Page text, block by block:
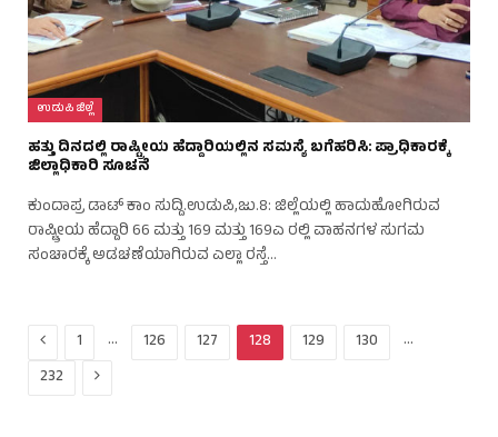
ಉಡುಪಿ ಜಿಲ್ಲೆ
ಹತ್ತು ದಿನದಲ್ಲಿ ರಾಷ್ಟ್ರೀಯ ಹೆದ್ದಾರಿಯಲ್ಲಿನ ಸಮಸ್ಯೆ ಬಗೆಹರಿಸಿ: ಪ್ರಾಧಿಕಾರಕ್ಕೆ
ಜಿಲ್ಲಾಧಿಕಾರಿ ಸೂಚನೆ
ಕುಂದಾಪ್ರ ಡಾಟ್ ಕಾಂ ಸುದ್ದಿ.ಉಡುಪಿ,ಜು.8: ಜಿಲ್ಲೆಯಲ್ಲಿ ಹಾದುಹೋಗಿರುವ
ರಾಷ್ಟ್ರೀಯ ಹೆದ್ದಾರಿ 66 ಮತ್ತು 169 ಮತ್ತು 169ಎ ರಲ್ಲಿ ವಾಹನಗಳ ಸುಗಮ
ಸಂಚಾರಕ್ಕೆ ಅಡಚಣೆಯಾಗಿರುವ ಎಲ್ಲಾ ರಸ್ತೆ…
Previous
1 … 126 127 128 129 130
…
232
Next